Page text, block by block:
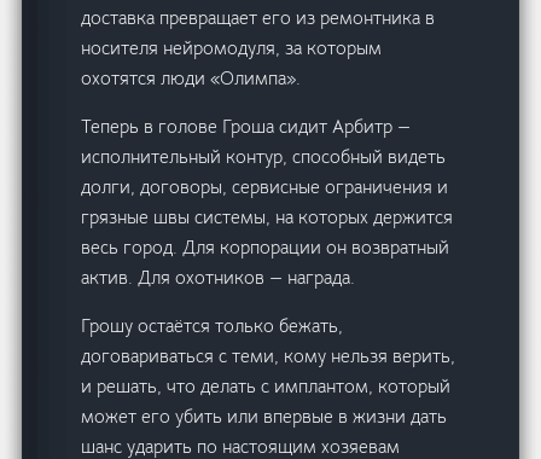
доставка превращает его из ремонтника в
носителя нейромодуля, за которым
охотятся люди «Олимпа».
Теперь в голове Гроша сидит Арбитр —
исполнительный контур, способный видеть
долги, договоры, сервисные ограничения и
грязные швы системы, на которых держится
весь город. Для корпорации он возвратный
актив. Для охотников — награда.
Грошу остаётся только бежать,
договариваться с теми, кому нельзя верить,
и решать, что делать с имплантом, который
может его убить или впервые в жизни дать
шанс ударить по настоящим хозяевам